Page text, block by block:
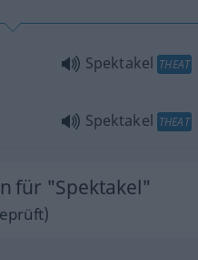
Spektakel THEAT
Spektakel THEAT
für "Spektakel"